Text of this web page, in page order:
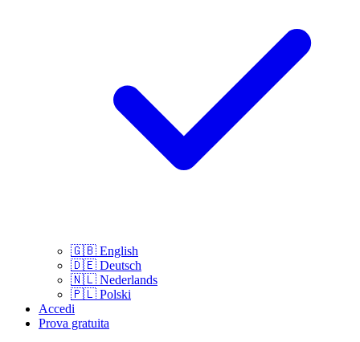
🇬🇧 English
🇩🇪 Deutsch
🇳🇱 Nederlands
🇵🇱 Polski
Accedi
Prova gratuita